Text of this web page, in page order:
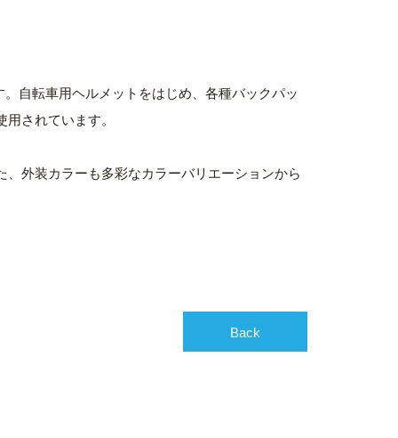
自転車用ヘルメットをはじめ、各種バックパッ
されています。
外装カラーも多彩なカラーバリエーションから
Back